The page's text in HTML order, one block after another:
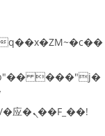
c��
���"j�